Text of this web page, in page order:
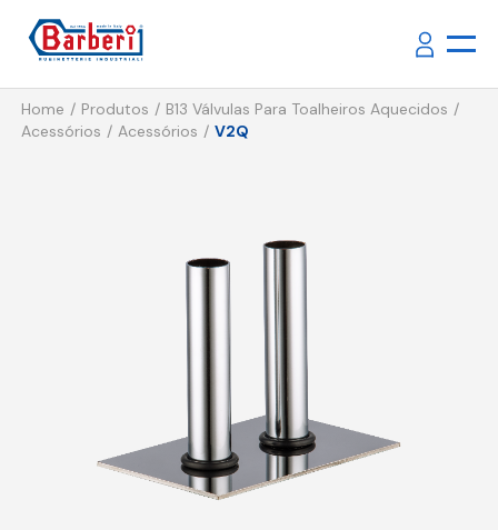
Home Produtos
B13 Válvulas Para Toalheiros Aquecidos
Acessórios
Acessórios V2Q